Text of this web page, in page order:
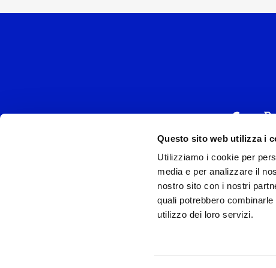
Questo sito web utilizza i
Utilizziamo i cookie per
media e per analizzare il
nostro sito con i nostri
quali potrebbero
utilizzo dei loro servizi.
UNIVERSAL
P.IVA
Universal Music Italia, nel rispetto delle
si è dotata di un
Privacy